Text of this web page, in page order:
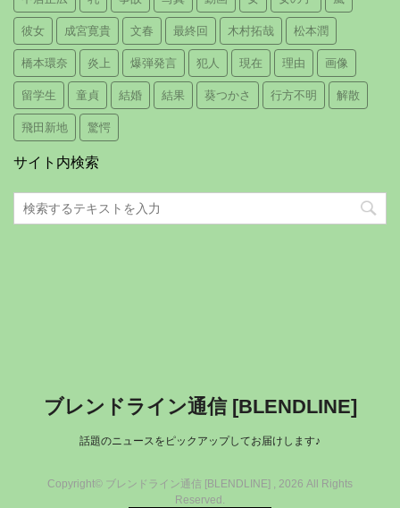
彼女 成宮寛貴 文春 最終回 木村拓哉 松本潤
橋本環奈 炎上 爆弾発言 犯人 現在 理由 画像
留学生 童貞 結婚 結果 葵つかさ 行方不明 解散
飛田新地 驚愕
サイト内検索
ブレンドライン通信 [BLENDLINE]
話題のニュースをピックアップしてお届けします♪
Copyright© ブレンドライン通信 [BLENDLINE] , 2026 All Rights
Reserved.